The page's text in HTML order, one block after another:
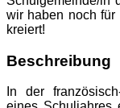
wir haben noch
kreiert!
Beschreibung
In der